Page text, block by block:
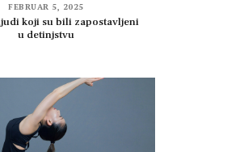
FEBRUAR 5, 2025
koji su bili zapostavljeni
u detinjstvu